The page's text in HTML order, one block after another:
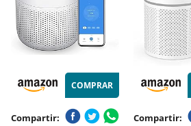
COMPRAR
Compartir: Compartir: